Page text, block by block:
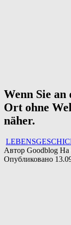
Wenn Sie an
Ort ohne
näher.
Автор Goodblog На
Опубликовано